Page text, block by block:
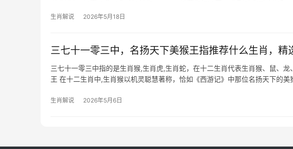
生肖解说 2026年5月18日
三七十一零三中，名扬天下美猴王指推荐什么生肖，精
三七十一零三中指的是生肖猴,生肖虎,生肖蛇，在十二生肖代表生肖猴、鼠、
王 在十二生肖中,生肖猴以机灵聪慧著称，恰如《西游记》中那位名扬天下的
生肖解说 2026年5月6日